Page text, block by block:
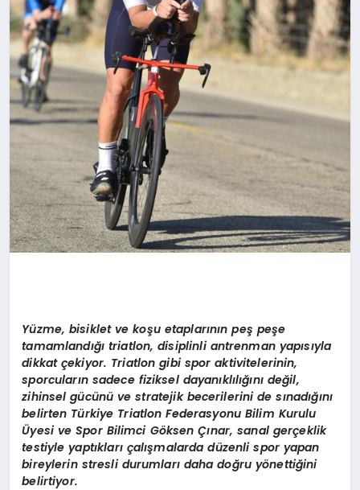
Yüzme, bisiklet ve koşu etaplarının peş peşe
tamamlandığı triatlon, disiplinli antrenman yapısıyla
dikkat çekiyor. Triatlon gibi spor aktivitelerinin,
sporcuların sadece fiziksel dayanıklılığını değil,
zihinsel gücünü ve stratejik becerilerini de sınadığını
belirten Türkiye Triatlon Federasyonu Bilim Kurulu
Üyesi ve Spor Bilimci Göksen Çınar, sanal gerçeklik
testiyle yaptıkları çalışmalarda düzenli spor yapan
bireylerin stresli durumları daha doğru yönettiğini
belirtiyor.